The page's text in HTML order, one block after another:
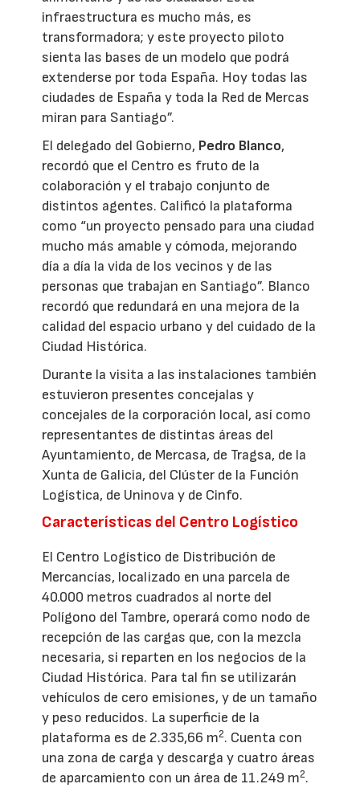
infraestructura es mucho más, es
transformadora; y este proyecto piloto
sienta las bases de un modelo que podrá
extenderse por toda España. Hoy todas las
ciudades de España y toda la Red de Mercas
miran para Santiago”.
El delegado del Gobierno, Pedro Blanco,
recordó que el Centro es fruto de la
colaboración y el trabajo conjunto de
distintos agentes. Calificó la plataforma
como “un proyecto pensado para una ciudad
mucho más amable y cómoda, mejorando
día a día la vida de los vecinos y de las
personas que trabajan en Santiago”. Blanco
recordó que redundará en una mejora de la
calidad del espacio urbano y del cuidado de la
Ciudad Histórica.
Durante la visita a las instalaciones también
estuvieron presentes concejalas y
concejales de la corporación local, así como
representantes de distintas áreas del
Ayuntamiento, de Mercasa, de Tragsa, de la
Xunta de Galicia, del Clúster de la Función
Logística, de Uninova y de Cinfo.
Características del Centro Logístico
El Centro Logístico de Distribución de
Mercancías, localizado en una parcela de
40.000 metros cuadrados al norte del
Polígono del Tambre, operará como nodo de
recepción de las cargas que, con la mezcla
necesaria, si reparten en los negocios de la
Ciudad Histórica. Para tal fin se utilizarán
vehículos de cero emisiones, y de un tamaño
y peso reducidos. La superficie de la
plataforma es de 2.335,66 m2. Cuenta con
una zona de carga y descarga y cuatro áreas
de aparcamiento con un área de 11.249 m2.